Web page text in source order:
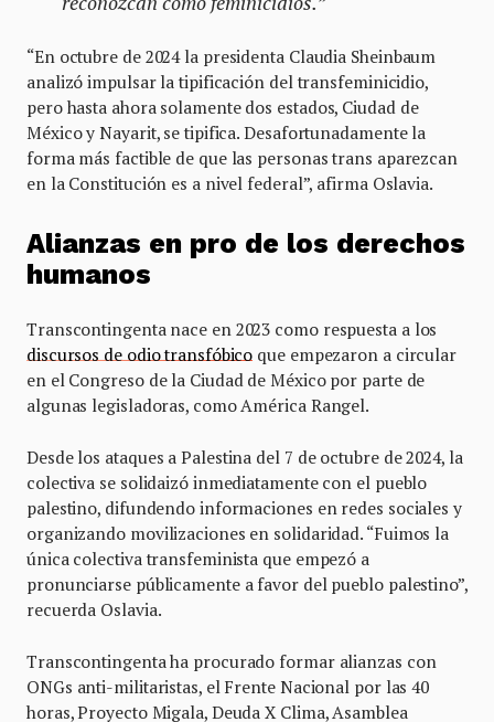
“En octubre de 2024 la presidenta Claudia Sheinbaum
analizó impulsar la tipificación del transfeminicidio,
pero hasta ahora solamente dos estados, Ciudad de
México y Nayarit, se tipifica. Desafortunadamente la
forma más factible de que las personas trans aparezcan
en la Constitución es a nivel federal”, afirma Oslavia.
Alianzas en pro de los derechos
humanos
Transcontingenta nace en 2023 como respuesta a los
discursos de odio transfóbico que empezaron a circular
en el Congreso de la Ciudad de México por parte de
algunas legisladoras, como América Rangel.
Desde los ataques a Palestina del 7 de octubre de 2024, la
colectiva se solidaizó inmediatamente con el pueblo
palestino, difundendo informaciones en redes sociales y
organizando movilizaciones en solidaridad. “Fuimos la
única colectiva transfeminista que empezó a
pronunciarse públicamente a favor del pueblo palestino”,
recuerda Oslavia.
Transcontingenta ha procurado formar alianzas con
ONGs anti-militaristas, el Frente Nacional por las 40
horas, Proyecto Migala, Deuda X Clima, Asamblea